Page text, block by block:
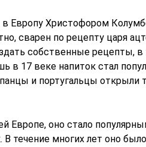
Европу Христофором
сварен по рецепту царя
собственные рецепты, в
в 17 веке напиток стал
и португальцы открыли
Европе, оно стало
В течение многих лет оно